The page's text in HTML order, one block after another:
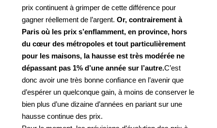
prix continuent à grimper de cette différence pour
gagner réellement de l’argent. Or, contrairement à
Paris où les prix s’enflamment, en province, hors
du cœur des métropoles et tout particulièrement
pour les maisons, la hausse est très modérée ne
dépassant pas 1% d’une année sur l’autre.C’est
donc avoir une très bonne confiance en l’avenir que
d’espérer un quelconque gain, à moins de conserver le
bien plus d’une dizaine d’années en pariant sur une
hausse continue des prix.